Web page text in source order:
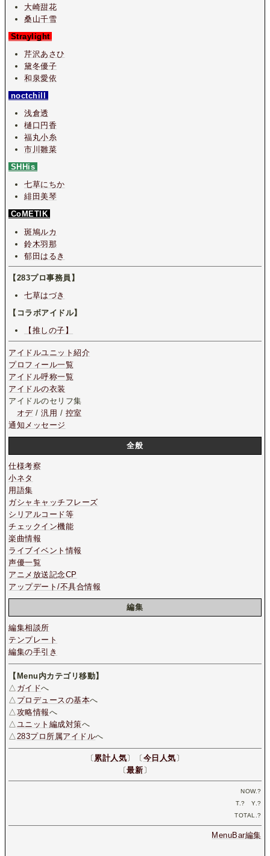
大崎甜花
桑山千雪
Straylight
芹沢あさひ
黛冬優子
和泉愛依
noctchill
浅倉透
樋口円香
福丸小糸
市川雛菜
SHHis
七草にちか
緋田美琴
CoMETIK
斑鳩ルカ
鈴木羽那
郁田はるき
【283プロ事務員】
七草はづき
【コラボアイドル】
【推しの子】
アイドルユニット紹介
プロフィール一覧
アイドル呼称一覧
アイドルの衣装
アイドルのセリフ集
オデ/汎用 / 控室
通知メッセージ
全般
仕様考察
小ネタ
用語集
ガシャキャッチフレーズ
シリアルコード等
チェックイン機能
楽曲情報
ライブイベント情報
声優一覧
アニメ放送記念CP
アップデート/不具合情報
編集
編集相談所
テンプレート
編集の手引き
【Menu内カテゴリ移動】
△ ガイドへ
△ プロデュースの基本へ
△ 攻略情報へ
△ ユニット編成対策へ
△ 283プロ所属アイドルへ
〔 累計人気〕〔 今日人気 〕
〔最新 〕
NOW.?
T.? Y.?
TOTAL.?
MenuBar編集